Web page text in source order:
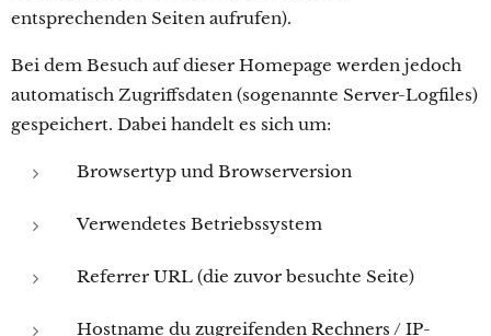
entsprechenden Seiten aufrufen).
Bei dem Besuch auf dieser Homepage werden jedoch
automatisch Zugriffsdaten (sogenannte Server-Logfiles)
gespeichert. Dabei handelt es sich um:
Browsertyp und Browserversion
Verwendetes Betriebssystem
Referrer URL (die zuvor besuchte Seite)
Hostname du zugreifenden Rechners / IP-